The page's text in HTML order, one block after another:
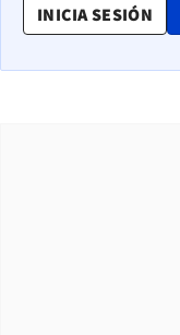
INICIA SESIÓN